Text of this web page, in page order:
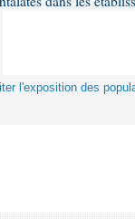
l'exposition des